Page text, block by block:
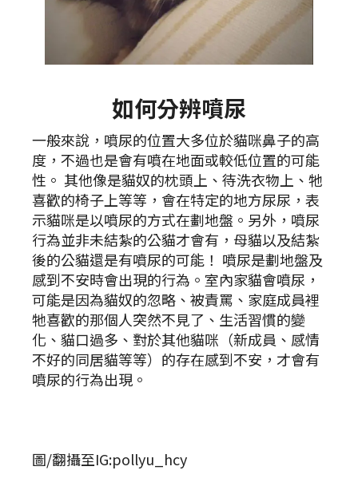
如何分辨噴尿
一般來說，噴尿的位置大多位於貓咪鼻子的高
度，不過也是會有噴在地面或較低位置的可能
性。 其他像是貓奴的枕頭上、待洗衣物上、牠
喜歡的椅子上等等，會在特定的地方尿尿，表
示貓咪是以噴尿的方式在劃地盤。另外，噴尿
行為並非未結紮的公貓才會有，母貓以及結紮
後的公貓還是有噴尿的可能！ 噴尿是劃地盤及
感到不安時會出現的行為。室內家貓會噴尿，
可能是因為貓奴的忽略、被責罵、家庭成員裡
牠喜歡的那個人突然不見了、生活習慣的變
化、貓口過多、對於其他貓咪（新成員、感情
不好的同居貓等等）的存在感到不安，才會有
噴尿的行為出現。
圖/翻攝至IG:pollyu_hcy